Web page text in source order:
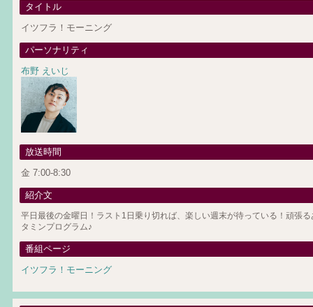
タイトル
イツフラ！モーニング
パーソナリティ
布野 えいじ
放送時間
金 7:00-8:30
紹介文
平日最後の金曜日！ラスト1日乗り切れば、楽しい週末が待っている！頑張
タミンプログラム♪
番組ページ
イツフラ！モーニング